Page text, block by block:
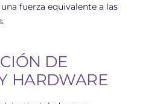
fuerza equivalente a las
DE
HARDWARE